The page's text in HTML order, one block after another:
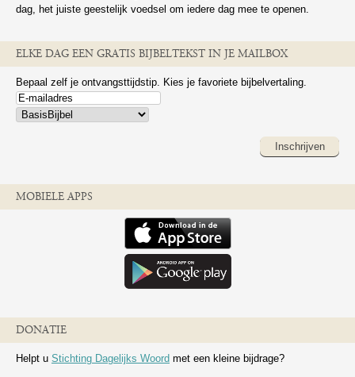
dag, het juiste geestelijk voedsel om iedere dag mee te openen.
ELKE DAG EEN GRATIS BIJBELTEKST IN JE MAILBOX
Bepaal zelf je ontvangsttijdstip. Kies je favoriete bijbelvertaling.
Inschrijven
MOBIELE APPS
DONATIE
Helpt u Stichting Dagelijks Woord met een kleine bijdrage?